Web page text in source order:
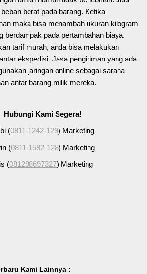
berat pada barang. Ketika
maka bisa menambah ukuran kilogram
berdampak pada pertambahan biaya.
tarif murah, anda bisa melakukan
ekspedisi. Jasa pengiriman yang ada
jaringan online sebagai sarana
antar barang milik mereka.
Hubungi Kami Segera!
(0811-1242-129) Marketing
(0811-1582-128) Marketing
(081298697327) Marketing
Kami Lainnya :